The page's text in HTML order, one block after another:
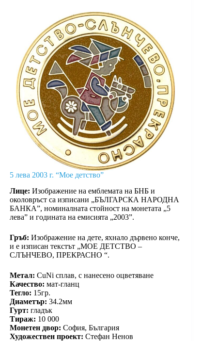
5 лева 2003 г. “Мое детство”
Лице: Изображение на емблемата на БНБ и
околовръст са изписани „БЪЛГАРСКА НАРОДНА
БАНКА”, номиналната стойност на монетата „5
лева” и годината на емисията „2003”.
Гръб: Изображение на дете, яхнало дървено конче,
и е изписан текстът „МОЕ ДЕТСТВО –
СЛЪНЧЕВО, ПРЕКРАСНО “.
Метал: CuNi сплав, с нанесено оцветяване
Качество: мат-гланц
Тегло: 15гр.
Диаметър: 34.2мм
Гурт: гладък
Тираж: 10 000
Монетен двор: София, България
Художествен проект: Стефан Ненов